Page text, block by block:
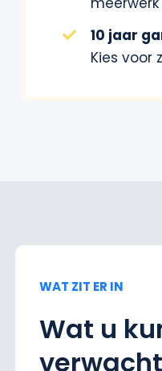
10 jaar
Kies voor
WAT ZIT ER IN
Wat u